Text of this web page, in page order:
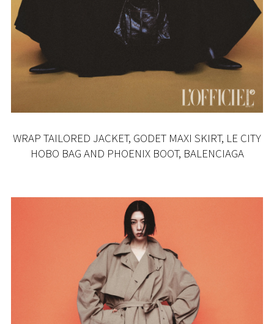
WRAP TAILORED JACKET, GODET MAXI SKIRT, LE CITY
HOBO BAG AND PHOENIX BOOT, BALENCIAGA